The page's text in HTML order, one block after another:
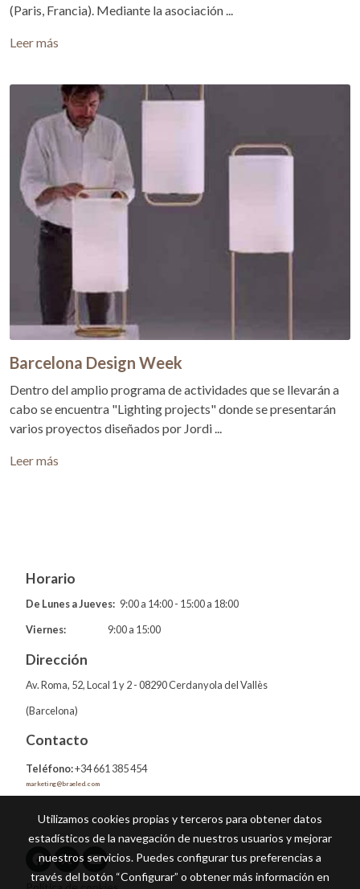
(Paris, Francia). Mediante la asociación ...
Leer más
Barcelona Design Week
Dentro del amplio programa de actividades que se llevarán a
cabo se encuentra "Lighting projects" donde se presentarán
varios proyectos diseñados por Jordi ...
Leer más
Horario
De Lunes a Jueves: 9:00 a 14:00 - 15:00 a 18:00
Viernes: 9:00 a 15:00
Dirección
Av. Roma, 52, Local 1 y 2 - 08290 Cerdanyola del Vallès
(Barcelona)
Contacto
Teléfono:+34 661 385 454
marketing@braeled.com
Utilizamos cookies propias y terceros para obtener datos
estadísticos de la navegación de nuestros usuarios y mejorar
nuestros servicios. Puedes configurar tus preferencias a
través del botón “Configurar” o obtener más información en